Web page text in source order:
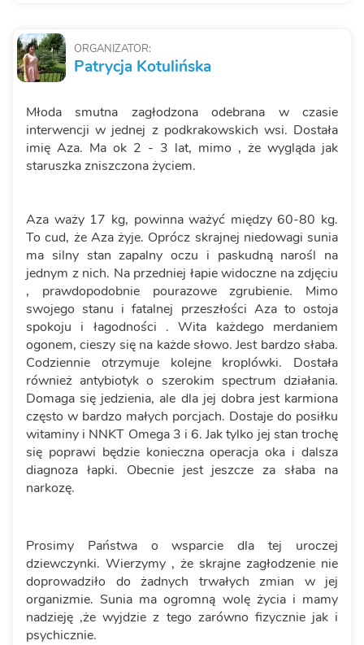
ORGANIZATOR:
Patrycja Kotulińska
Młoda smutna zagłodzona odebrana w czasie
interwencji w jednej z podkrakowskich wsi. Dostała
imię Aza. Ma ok 2 - 3 lat, mimo , że wygląda jak
staruszka zniszczona życiem.
Aza waży 17 kg, powinna ważyć między 60-80 kg.
To cud, że Aza żyje. Oprócz skrajnej niedowagi sunia
ma silny stan zapalny oczu i paskudną narośl na
jednym z nich. Na przedniej łapie widoczne na zdjęciu
, prawdopodobnie pourazowe zgrubienie. Mimo
swojego stanu i fatalnej przeszłości Aza to ostoja
spokoju i łagodności . Wita każdego merdaniem
ogonem, cieszy się na każde słowo. Jest bardzo słaba.
Codziennie otrzymuje kolejne kroplówki. Dostała
również antybiotyk o szerokim spectrum działania.
Domaga się jedzienia, ale dla jej dobra jest karmiona
często w bardzo małych porcjach. Dostaje do posiłku
witaminy i NNKT Omega 3 i 6. Jak tylko jej stan trochę
się poprawi będzie konieczna operacja oka i dalsza
diagnoza łapki. Obecnie jest jeszcze za słaba na
narkozę.
Prosimy Państwa o wsparcie dla tej uroczej
dziewczynki. Wierzymy , że skrajne zagłodzenie nie
doprowadziło do żadnych trwałych zmian w jej
organizmie. Sunia ma ogromną wolę życia i mamy
nadzieję ,że wyjdzie z tego zarówno fizycznie jak i
psychicznie.